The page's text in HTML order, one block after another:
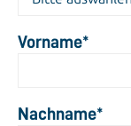
Vorname*
Nachname*